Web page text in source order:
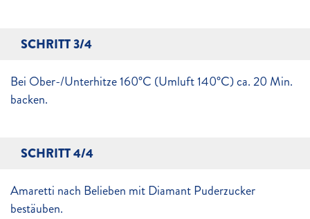
SCHRITT 3/4
Bei Ober-/Unterhitze 160°C (Umluft 140°C) ca. 20 Min.
backen.
SCHRITT 4/4
Amaretti nach Belieben mit Diamant Puderzucker
bestäuben.